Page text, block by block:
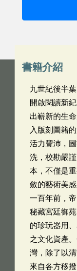
書籍介紹
九世紀後半
開啟閱讀新
出嶄新的生
入版刻圖籍
活力豐沛，
洗，校勘嚴
本，不僅是
斂的藝術美
一百年前，
秘藏宮廷御
的珍玩器用
之文化資產
灣，除了以
來自各方移